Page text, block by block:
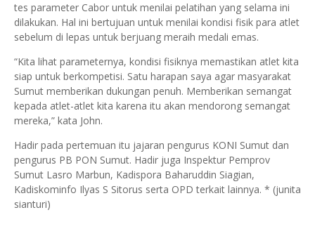
tes parameter Cabor untuk menilai pelatihan yang selama ini
dilakukan. Hal ini bertujuan untuk menilai kondisi fisik para atlet
sebelum di lepas untuk berjuang meraih medali emas.
“Kita lihat parameternya, kondisi fisiknya memastikan atlet kita
siap untuk berkompetisi. Satu harapan saya agar masyarakat
Sumut memberikan dukungan penuh. Memberikan semangat
kepada atlet-atlet kita karena itu akan mendorong semangat
mereka,” kata John.
Hadir pada pertemuan itu jajaran pengurus KONI Sumut dan
pengurus PB PON Sumut. Hadir juga Inspektur Pemprov
Sumut Lasro Marbun, Kadispora Baharuddin Siagian,
Kadiskominfo Ilyas S Sitorus serta OPD terkait lainnya. * (junita
sianturi)